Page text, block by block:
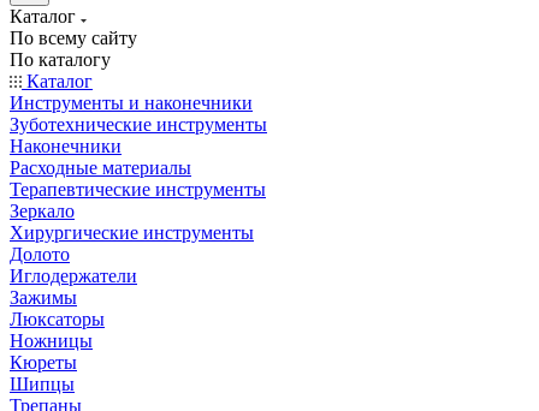
Каталог
По всему сайту
По каталогу
Каталог
Инструменты и наконечники
Зуботехнические инструменты
Наконечники
Расходные материалы
Терапевтические инструменты
Зеркало
Хирургические инструменты
Долото
Иглодержатели
Зажимы
Люксаторы
Ножницы
Кюреты
Шипцы
Трепаны